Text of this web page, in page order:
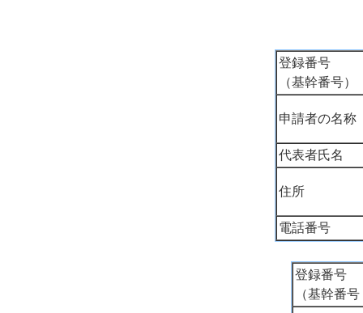
登録番号
（基幹番号）
申請者の名称
代表者氏名
住所
電話番号
登録番号
（基幹番